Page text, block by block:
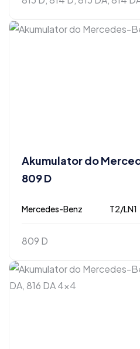
Akumulator do
809 D
Mercedes-Benz T2/LN1
809 D